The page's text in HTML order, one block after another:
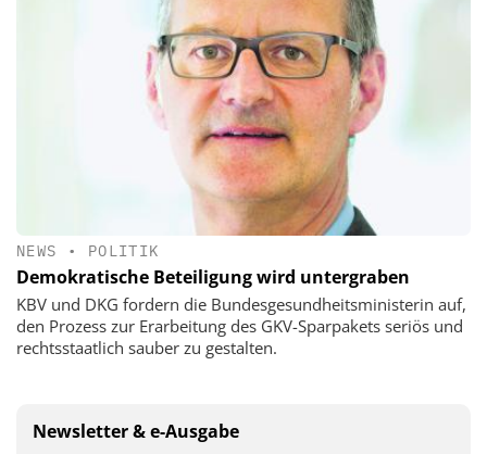
NEWS • POLITIK
Demokratische Beteiligung wird untergraben
KBV und DKG fordern die Bundesgesundheitsministerin auf,
den Prozess zur Erarbeitung des GKV-Sparpakets seriös und
rechtsstaatlich sauber zu gestalten.
Newsletter & e-Ausgabe